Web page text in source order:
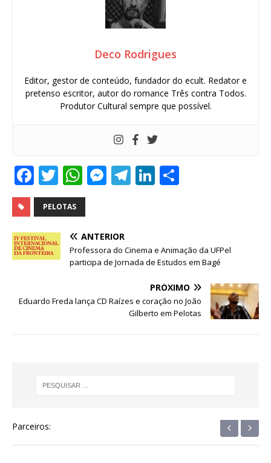
Deco Rodrigues
Editor, gestor de conteúdo, fundador do ecult. Redator e
pretenso escritor, autor do romance Três contra Todos.
Produtor Cultural sempre que possível.
F
a
c
e
b
o
k
T
w
it
te
r
W
h
at
s
A
p
M
e
n
g
e
r
T
ra
m
Li
dI
n
PELOTAS
ANTERIOR
Professora do Cinema e Animação da UFPel
participa de Jornada de Estudos em Bagé
PRÓXIMO
Eduardo Freda lança CD Raízes e coração no João
Gilberto em Pelotas
Parceiros: ‹ ›